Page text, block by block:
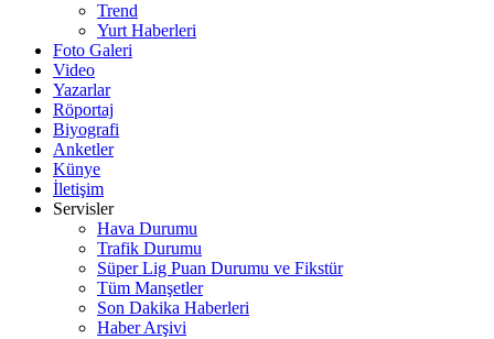
Trend
Yurt Haberleri
Foto Galeri
Video
Yazarlar
Röportaj
Biyografi
Anketler
Künye
İletişim
Servisler
Hava Durumu
Trafik Durumu
Süper Lig Puan Durumu ve Fikstür
Tüm Manşetler
Son Dakika Haberleri
Haber Arşivi